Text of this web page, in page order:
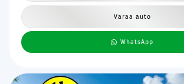
Varaa auto
WhatsApp